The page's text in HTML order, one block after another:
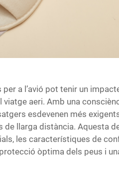
a l’avió pot tenir un
aeri. Amb una
esdevenen més
de llarga distància. Aquesta
les característiques de
òptima dels peus i